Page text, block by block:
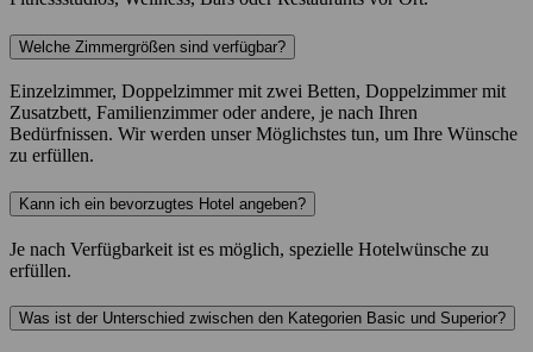
Welche Zimmergrößen sind verfügbar?
Einzelzimmer, Doppelzimmer mit zwei Betten, Doppelzimmer mit
Zusatzbett, Familienzimmer oder andere, je nach Ihren
Bedürfnissen. Wir werden unser Möglichstes tun, um Ihre Wünsche
zu erfüllen.
Kann ich ein bevorzugtes Hotel angeben?
Je nach Verfügbarkeit ist es möglich, spezielle Hotelwünsche zu
erfüllen.
Was ist der Unterschied zwischen den Kategorien Basic und Superior?